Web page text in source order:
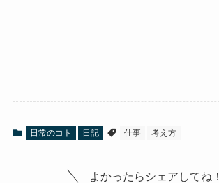
日常のコト 日記 仕事 考え方
よかったらシェアしてね！